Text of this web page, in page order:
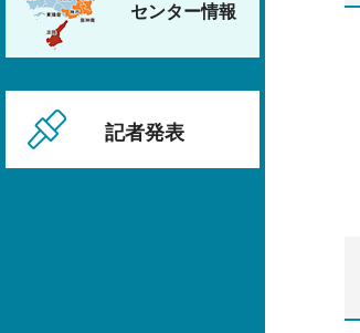
センター情報
記者発表